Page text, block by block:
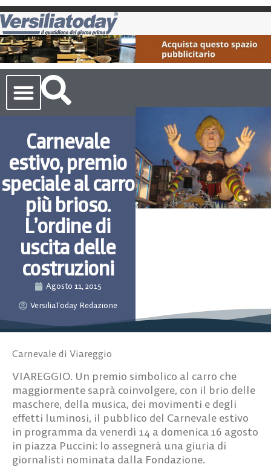
Carnevale
estivo, premio
speciale al carro
più brioso.
L’ordine di
uscita delle
costruzioni
Agosto 11, 2015
VersiliaToday Redazione
Carnevale di Viareggio
VIAREGGIO. Un premio simbolico al carro che
maggiormente saprà coinvolgere, con il brio delle
maschere, della musica, dei movimenti e degli
effetti luminosi, il pubblico del Carnevale estivo
in programma da venerdì 14 a domenica 16 agosto
in piazza Puccini: lo assegnerà una giuria di
giornalisti nominata dalla Fondazione.